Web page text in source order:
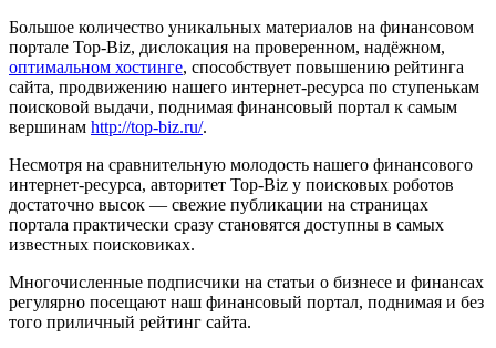
Большое количество уникальных материалов на финансовом
портале Top-Biz, дислокация на проверенном, надёжном,
оптимальном хостинге, способствует повышению рейтинга
сайта, продвижению нашего интернет-ресурса по ступенькам
поисковой выдачи, поднимая финансовый портал к самым
вершинам http://top-biz.ru/.
Несмотря на сравнительную молодость нашего финансового
интернет-ресурса, авторитет Top-Biz у поисковых роботов
достаточно высок — свежие публикации на страницах
портала практически сразу становятся доступны в самых
известных поисковиках.
Многочисленные подписчики на статьи о бизнесе и финансах
регулярно посещают наш финансовый портал, поднимая и без
того приличный рейтинг сайта.